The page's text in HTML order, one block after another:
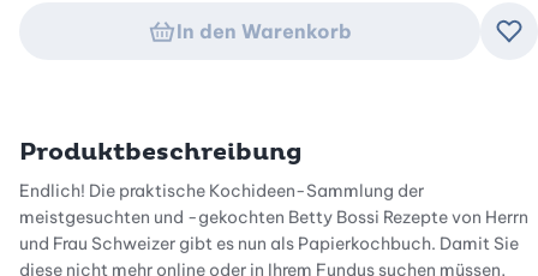
In den Warenkorb
Produktbeschreibung
Endlich! Die praktische Kochideen-Sammlung der
meistgesuchten und -gekochten Betty Bossi Rezepte von Herrn
und Frau Schweizer gibt es nun als Papierkochbuch. Damit Sie
diese nicht mehr online oder in Ihrem Fundus suchen müssen,